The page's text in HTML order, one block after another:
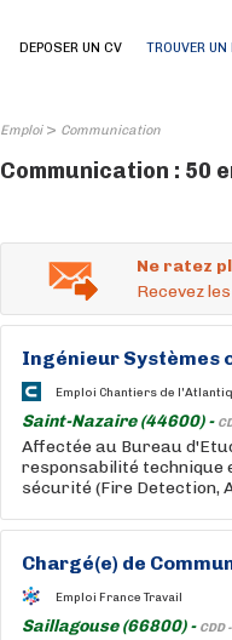
DEPOSER UN CV TROUVER UN
Emploi> Communication
Communication : 50
Ne ratez
Recevez
Ingénieur Systèmes
Emploi Chantiers de
Saint-Nazaire (44600) -
Affectée au Bureau
responsabilité technique
sécurité (Fire Detection,
Chargé(e) de
Emploi France Travail
Saillagouse (66800) - CDD -